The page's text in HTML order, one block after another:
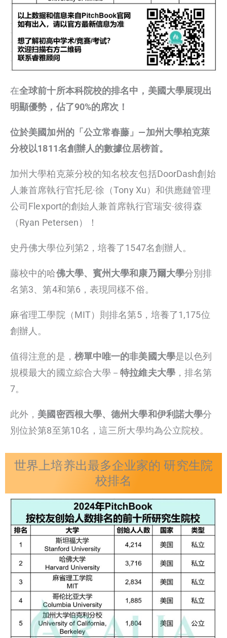
在全球前十所本科院校的排名中，美國大學展現出
明顯優勢，佔了90%的席次！
位於美國加州的「公立常春藤」—加州大學柏克萊
分校以1811名創辦人的數據位居榜首。
加州大學柏克萊分校的知名校友包括DoorDash創始
人兼首席執行官托尼·徐（Tony Xu）和供應鏈管理
公司Flexport的創始人兼首席執行官瑞安·彼得森
（Ryan Petersen）！
史丹佛大學位列第2，培養了1547名創辦人。
藤校中的哈佛大學、賓州大學和康乃爾大學分別排
名第3、第4和第6，表現同樣不俗。
麻省理工學院（MIT）則排名第5，培養了1,175位
創辦人。
值得注意的是， 榜單中唯一的非美國大學是以色列
規模最大的國立綜合大學－特拉維夫大學，排名第
7。
此外， 美國密西根大學、德州大學和伊利諾大學分
別位於第8至第10名，這三所大學均為公立院校。
世界上培养出最多企业家的 研究生院
校排名